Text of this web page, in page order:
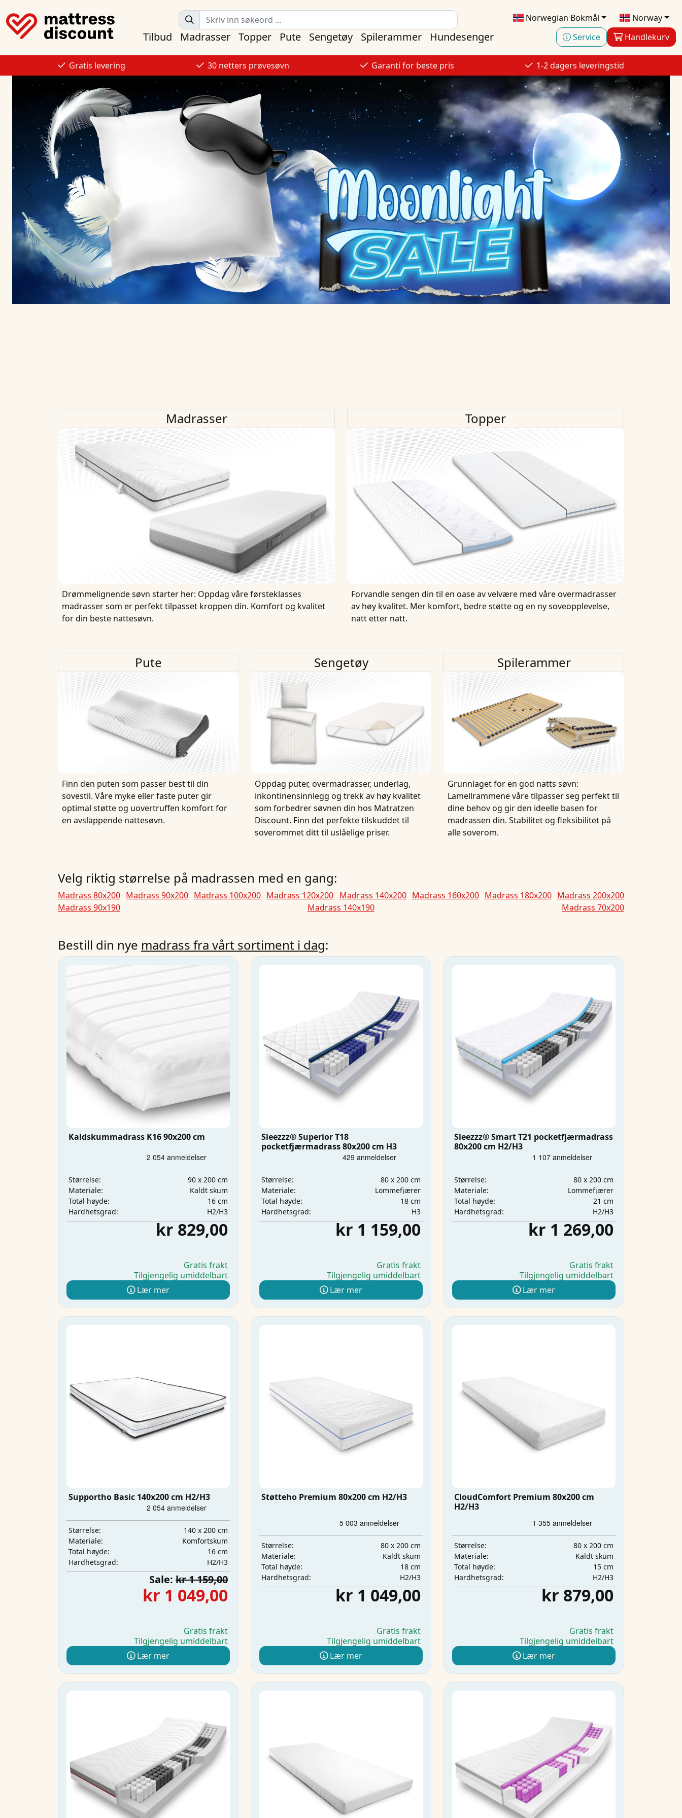
Norwegian Bokmål
Norway
Service
Handlekurv
Tilbud Madrasser Topper Pute Sengetøy Spilerammer Hundesenger
Gratis levering 30 netters prøvesøvn Garanti for beste pris 1-2 dagers leveringstid
Previous Next
Madrasser
Drømmelignende søvn starter her: Oppdag våre førsteklasses
madrasser som er perfekt tilpasset kroppen din. Komfort og kvalitet
for din beste nattesøvn.
Topper
Forvandle sengen din til en oase av velvære med våre overmadrasser
av høy kvalitet. Mer komfort, bedre støtte og en ny soveopplevelse,
natt etter natt.
Pute
Finn den puten som passer best til din
sovestil. Våre myke eller faste puter gir
optimal støtte og uovertruffen komfort for
en avslappende nattesøvn.
Sengetøy
Oppdag puter, overmadrasser, underlag,
inkontinensinnlegg og trekk av høy kvalitet
som forbedrer søvnen din hos Matratzen
Discount. Finn det perfekte tilskuddet til
soverommet ditt til uslåelige priser.
Spilerammer
Grunnlaget for en god natts søvn:
Lamellrammene våre tilpasser seg perfekt til
dine behov og gir den ideelle basen for
madrassen din. Stabilitet og fleksibilitet på
alle soverom.
Velg riktig størrelse på madrassen med en gang:
Madrass 80x200 Madrass 90x200 Madrass 100x200 Madrass 120x200 Madrass 140x200 Madrass 160x200 Madrass 180x200 Madrass 200x200
Madrass 90x190
Madrass 140x190 Madrass 70x200
Bestill din nye madrass fra vårt sortiment i dag:
Kaldskummadrass K16 90x200 cm
Størrelse:
90 x 200 cm
Materiale:
Kaldt skum
Total høyde:
16 cm
Hardhetsgrad:
H2/H3
kr 829,00
Gratis frakt
Tilgjengelig umiddelbart
Lær mer
Sleezzz® Superior T18
pocketfjærmadrass 80x200 cm H3
Størrelse:
80 x 200 cm
Materiale:
Lommefjærer
Total høyde:
18 cm
Hardhetsgrad:
H3
kr 1 159,00
Gratis frakt
Tilgjengelig umiddelbart
Lær mer
Sleezzz® Smart T21 pocketfjærmadrass
80x200 cm H2/H3
Størrelse:
80 x 200 cm
Materiale:
Lommefjærer
Total høyde:
21 cm
Hardhetsgrad:
H2/H3
kr 1 269,00
Gratis frakt
Tilgjengelig umiddelbart
Lær mer
Supportho Basic 140x200 cm H2/H3
Størrelse:
140 x 200 cm
Materiale:
Komfortskum
Total høyde:
16 cm
Hardhetsgrad:
H2/H3
Sale: kr 1 159,00
kr 1 049,00
Gratis frakt
Tilgjengelig umiddelbart
Lær mer
Støtteho Premium 80x200 cm H2/H3
Størrelse:
80 x 200 cm
Materiale:
Kaldt skum
Total høyde:
18 cm
Hardhetsgrad:
H2/H3
kr 1 049,00
Gratis frakt
Tilgjengelig umiddelbart
Lær mer
CloudComfort Premium 80x200 cm
H2/H3
Størrelse:
80 x 200 cm
Materiale:
Kaldt skum
Total høyde:
15 cm
Hardhetsgrad:
H2/H3
kr 879,00
Gratis frakt
Tilgjengelig umiddelbart
Lær mer